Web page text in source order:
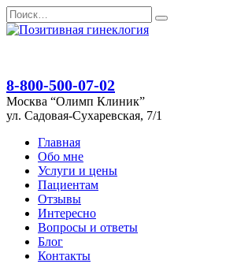
Перейти
к
Search
for:
8-800-500-07-02
Москва “Олимп Клиник”
ул. Садовая-Сухаревская, 7/1
Главная
Обо мне
Услуги и цены
Пациентам
Отзывы
Интересно
Вопросы и ответы
Блог
Контакты